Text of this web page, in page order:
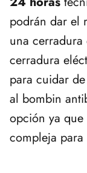
podrán dar el
una
cerradura
para cuidar
al bombin
opción ya que
compleja